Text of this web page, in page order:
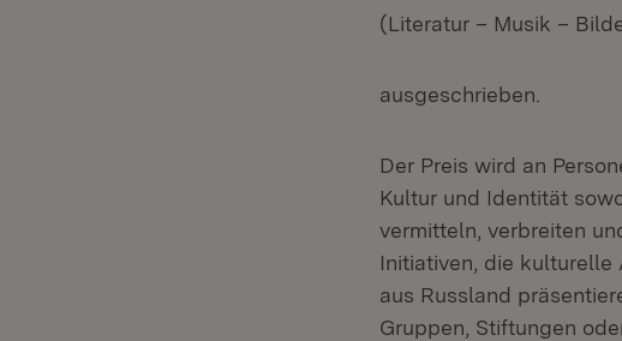
(Literatur – Musik –
ausgeschrieben.
Der Preis wird an
Kultur und Identität
vermitteln, verbreiten
Initiativen, die kulturelle
aus Russland
Gruppen, Stiftungen